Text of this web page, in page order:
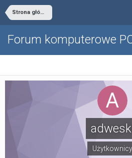
Strona główna
Forum komputerowe
Użytkownicy